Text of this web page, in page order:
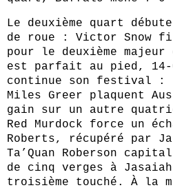
Le deuxième quart
de roue : Victor Snow
pour le deuxième majeur
est parfait au pied, 14-
continue son festival :
Miles Greer plaquent
gain sur un autre
Red Murdock force un
Roberts, récupéré par
Ta’Quan Roberson
de cinq verges à
troisième touché. À la